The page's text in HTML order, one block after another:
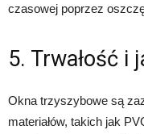
czasowej poprzez
5. Trwałość i
Okna trzyszybowe są
materiałów, takich jak